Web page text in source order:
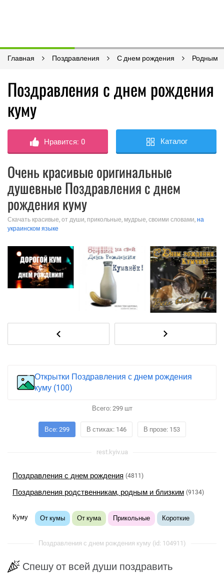
Главная Поздравления С днем рождения Родным
Поздравления с днем рождения
куму
Нравится:0 Каталог
Очень красивые оригинальные
душевные Поздравления с днем
рождения куму
Скачать красивые, от души, прикольные, мудрые, своими словами, на
украинском языке
Открытки Поздравления с днем рождения
куму (100)
Всего: 299шт
Все: 299 В стихах: 146 В прозе: 153
rest.kyiv.ua
Поздравления с днем рождения (4811)
Поздравления родственникам, родным и близким (9134)
Куму От кумы От кума Прикольные Короткие
Поздравления с днем рождения куму (id: 104911)
Спешу от всей души поздравить